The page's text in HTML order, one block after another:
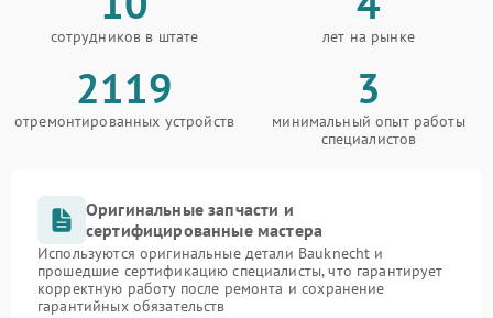
сотрудников в штате лет на рынке
2119
отремонтированных устройств
3
минимальный опыт работы
специалистов
Оригинальные запчасти и
сертифицированные мастера
Используются оригинальные детали Bauknecht и
прошедшие сертификацию специалисты, что гарантирует
корректную работу после ремонта и сохранение
гарантийных обязательств